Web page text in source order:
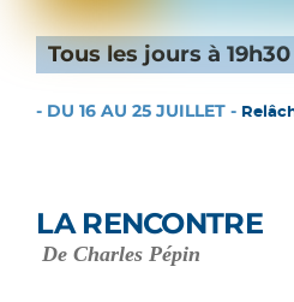
Tous les jours à 19h30
- DU 16 AU 25 JUILLET -
LA RENCONTRE
De Charles Pépin